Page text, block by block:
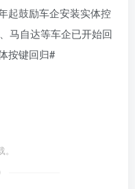
起鼓励车企安装实体控
马自达等车企已开始回
按键回归#